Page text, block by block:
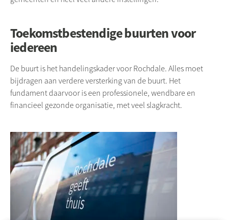
Toekomstbestendige buurten voor
iedereen
De buurt is het handelingskader voor Rochdale. Alles moet
bijdragen aan verdere versterking van de buurt. Het
fundament daarvoor is een professionele, wendbare en
financieel gezonde organisatie, met veel slagkracht.